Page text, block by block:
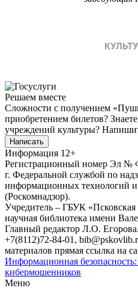
Решаем вместе
Сложности с получением
приобретением билетов?
учреждений культуры?
Написать
Информация 12+
Регистрационный номер Эл №
г. Федеральной службой по
информационных технологий
(Роскомнадзор).
Учредитель – ГБУК «Псковская
научная библиотека имени
Главный редактор Л.О.
+7(8112)72-84-01,
материалов прямая ссылка на
Информационная
кибермошенников
Меню